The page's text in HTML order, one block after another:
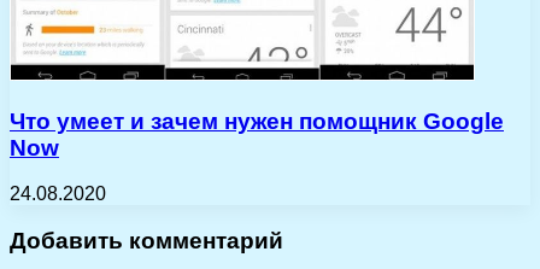
Что умеет и зачем нужен помощник Google
Now
24.08.2020
Добавить комментарий